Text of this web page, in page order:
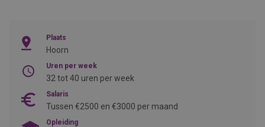
Plaats
Hoorn
Uren per week
32 tot 40 uren per week
Salaris
Tussen €2500 en €3000 per maand
Opleiding